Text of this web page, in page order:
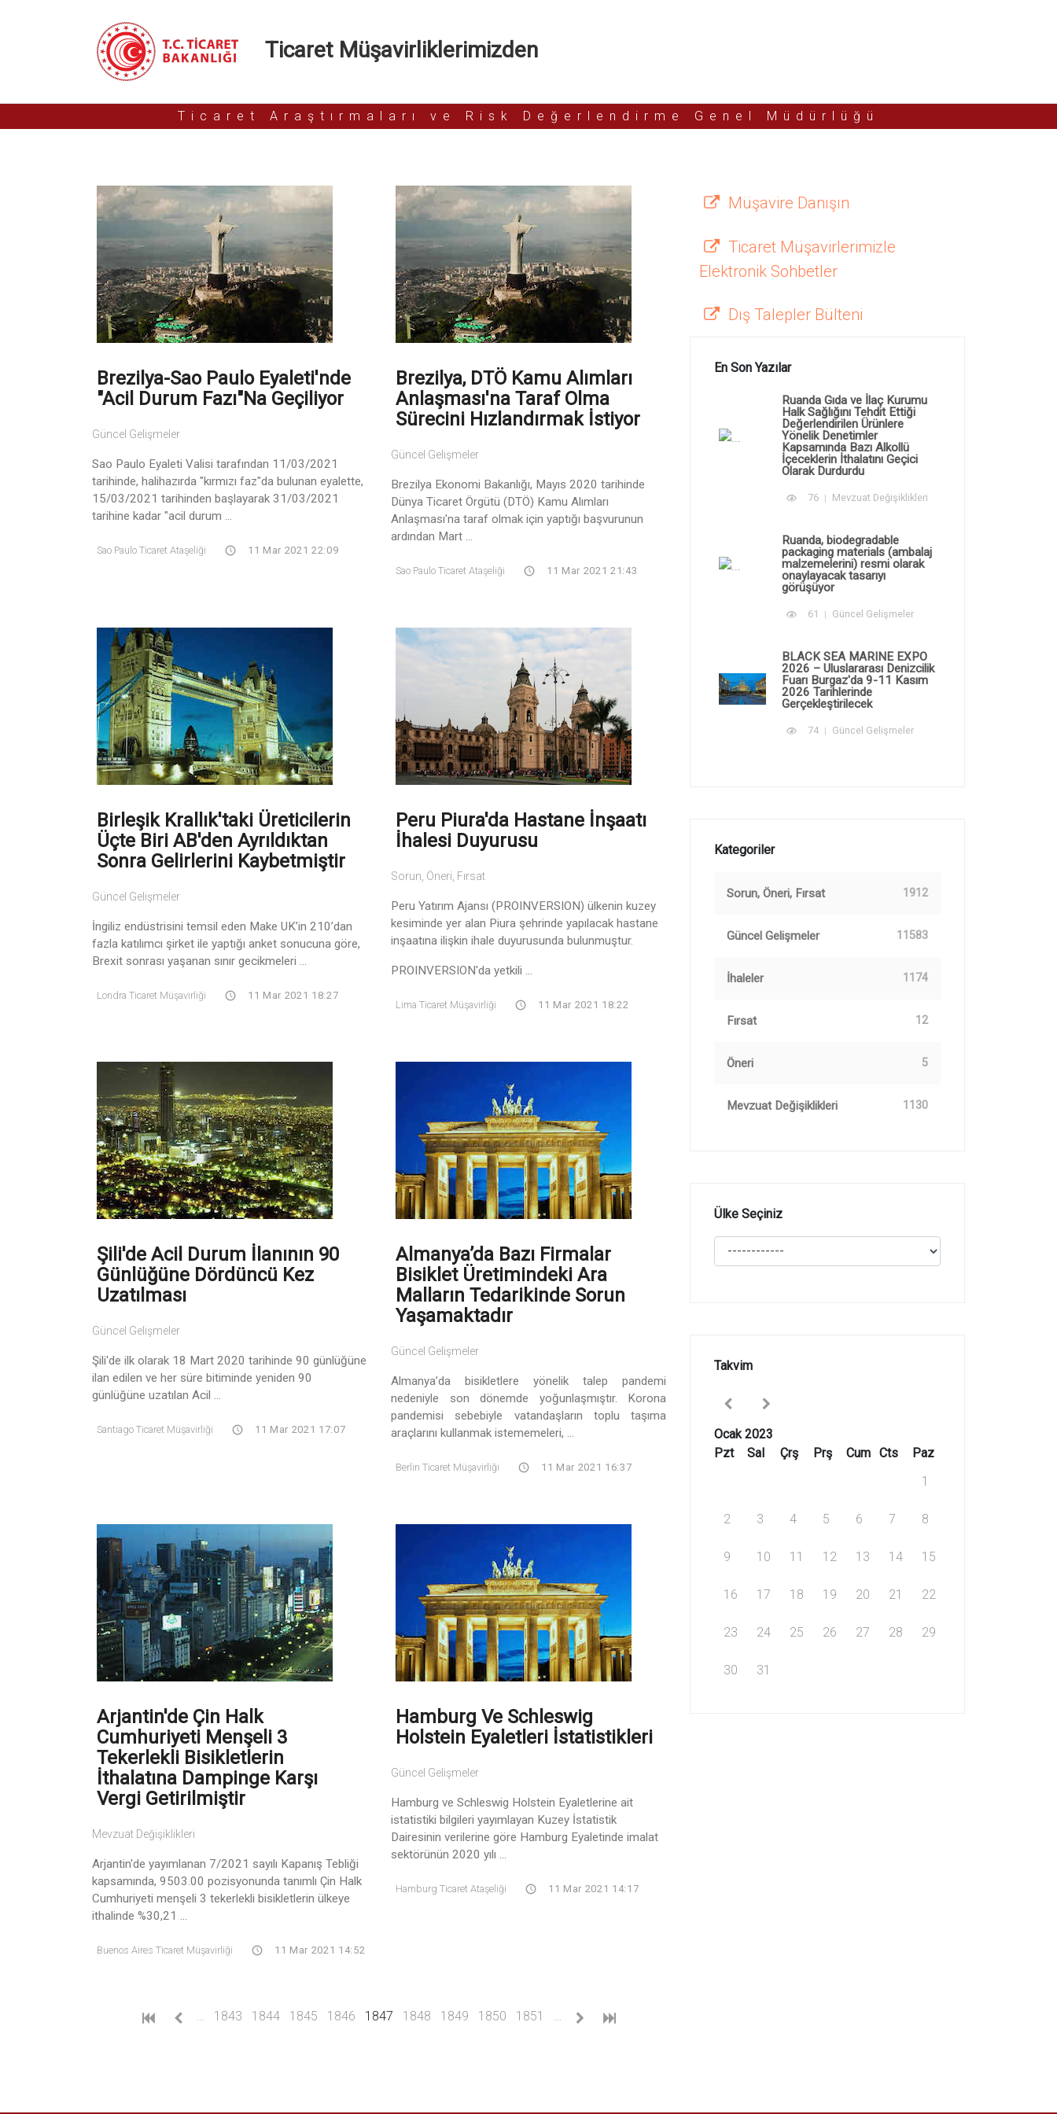
Ticaret Müşavirliklerimizden
Ticaret Araştırmaları ve Risk Değerlendirme Genel Müdürlüğü
Brezilya-Sao Paulo Eyaleti'nde
"Acil Durum Fazı"na Geçiliyor
Güncel Gelişmeler
Sao Paulo Eyaleti Valisi tarafından 11/03/2021
tarihinde, halihazırda "kırmızı faz"da bulunan eyalette,
15/03/2021 tarihinden başlayarak 31/03/2021
tarihine kadar "acil durum ...
Sao Paulo Ticaret Ataşeliği 11 Mar 2021 22:09
Brezilya, DTÖ Kamu Alımları
Anlaşması'na Taraf Olma
Sürecini Hızlandırmak İstiyor
Güncel Gelişmeler
Brezilya Ekonomi Bakanlığı, Mayıs 2020 tarihinde
Dünya Ticaret Örgütü (DTÖ) Kamu Alımları
Anlaşması'na taraf olmak için yaptığı başvurunun
ardından Mart ...
Sao Paulo Ticaret Ataşeliği 11 Mar 2021 21:43
Birleşik Krallık'taki Üreticilerin
Üçte Biri AB'den Ayrıldıktan
Sonra Gelirlerini Kaybetmiştir
Güncel Gelişmeler
İngiliz endüstrisini temsil eden Make UK’in 210’dan
fazla katılımcı şirket ile yaptığı anket sonucuna göre,
Brexit sonrası yaşanan sınır gecikmeleri ...
Londra Ticaret Müşavirliği 11 Mar 2021 18:27
Peru Piura'da Hastane İnşaatı
İhalesi Duyurusu
Sorun, Öneri, Fırsat
Peru Yatırım Ajansı (PROINVERSION) ülkenin kuzey
kesiminde yer alan Piura şehrinde yapılacak hastane
inşaatına ilişkin ihale duyurusunda bulunmuştur.
PROINVERSION'da yetkili ...
Lima Ticaret Müşavirliği 11 Mar 2021 18:22
Şili'de Acil Durum İlanının 90
Günlüğüne Dördüncü Kez
Uzatılması
Güncel Gelişmeler
Şili'de ilk olarak 18 Mart 2020 tarihinde 90 günlüğüne
ilan edilen ve her süre bitiminde yeniden 90
günlüğüne uzatılan Acil ...
Santiago Ticaret Müşavirliği 11 Mar 2021 17:07
Almanya’da Bazı Firmalar
Bisiklet Üretimindeki Ara
Malların Tedarikinde Sorun
Yaşamaktadır
Güncel Gelişmeler
Almanya’da bisikletlere yönelik talep pandemi
nedeniyle son dönemde yoğunlaşmıştır. Korona
pandemisi sebebiyle vatandaşların toplu taşıma
araçlarını kullanmak istememeleri, ...
Berlin Ticaret Müşavirliği 11 Mar 2021 16:37
Arjantin'de Çin Halk
Cumhuriyeti Menşeli 3
Tekerlekli Bisikletlerin
İthalatına Dampinge Karşı
Vergi Getirilmiştir
Mevzuat Değişiklikleri
Arjantin'de yayımlanan 7/2021 sayılı Kapanış Tebliği
kapsamında, 9503.00 pozisyonunda tanımlı Çin Halk
Cumhuriyeti menşeli 3 tekerlekli bisikletlerin ülkeye
ithalinde %30,21 ...
Buenos Aires Ticaret Müşavirliği 11 Mar 2021 14:52
Hamburg Ve Schleswig
Holstein Eyaletleri İstatistikleri
Güncel Gelişmeler
Hamburg ve Schleswig Holstein Eyaletlerine ait
istatistiki bilgileri yayımlayan Kuzey İstatistik
Dairesinin verilerine göre Hamburg Eyaletinde imalat
sektörünün 2020 yılı ...
Hamburg Ticaret Ataşeliği 11 Mar 2021 14:17
1843 1844 1845 1846 1847 (current)
1848 1849 1850 1851
Müşavire Danışın
Ticaret Müşavirlerimizle
Elektronik Sohbetler
Dış Talepler Bülteni
En Son Yazılar
Ruanda Gıda ve İlaç Kurumu
Halk Sağlığını Tehdit Ettiği
Değerlendirilen Ürünlere
Yönelik Denetimler
Kapsamında Bazı Alkollü
İçeceklerin İthalatını Geçici
Olarak Durdurdu
76 Mevzuat Değişiklikleri
Ruanda, biodegradable
packaging materials (ambalaj
malzemelerini) resmi olarak
onaylayacak tasarıyı
görüşüyor
61 Güncel Gelişmeler
BLACK SEA MARINE EXPO
2026 – Uluslararası Denizcilik
Fuarı Burgaz'da 9-11 Kasım
2026 Tarihlerinde
Gerçekleştirilecek
74 Güncel Gelişmeler
Kategoriler
Sorun, Öneri, Fırsat 1912
Güncel Gelişmeler 11583
İhaleler 1174
Fırsat 12
Öneri 5
Mevzuat Değişiklikleri 1130
Ülke Seçiniz
Takvim
Ocak 2023
Pzt
Sal Çrş Prş Cum Cts
Paz
1
2 3 4 5 6 7 8
9 10 11 12 13 14 15
16 17 18 19 20 21 22
23 24 25 26 27 28 29
30 31